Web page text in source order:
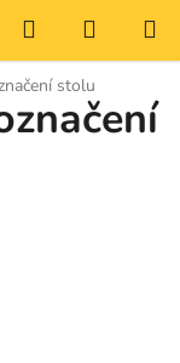
Hledat
KOŠÍK
stolu